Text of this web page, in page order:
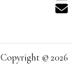
Copyright © 2026